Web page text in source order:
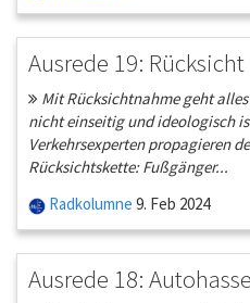
Ausrede 19: Rücksicht
Mit Rücksichtnahme geht
nicht einseitig und ideologisch
Verkehrsexperten propagieren
Rücksichtskette: Fußgänger...
Radkolumne 9. Feb 2024
Ausrede 18: